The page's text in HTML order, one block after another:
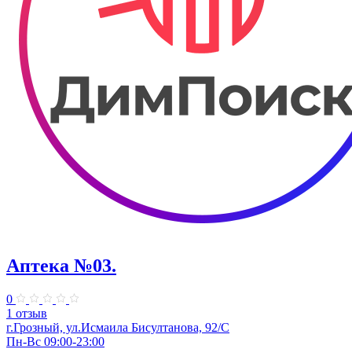
Аптека №03.
0
1 отзыв
г.Грозный, ул.Исмаила Бисултанова, 92/С
Пн-Вс 09:00-23:00